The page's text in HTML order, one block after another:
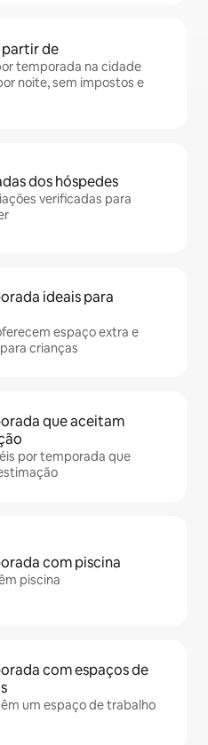
partir de
temporada na cidade
noite, sem impostos e
dos hóspedes
verificadas para
ideais para
espaço extra e
crianças
que aceitam
por temporada que
com piscina
piscina
com espaços de
um espaço de trabalho